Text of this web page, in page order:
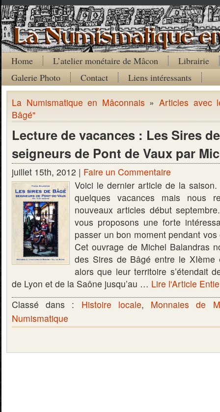
Home L’atelier monétaire de Mâcon
Librairie
Galerie Photo
Contact Liens intéressants
La Numismatique en Mâconnais »Articles avec
Bâgé"
Lecture de vacances : Les Sires
seigneurs de Pont de Vaux par
juillet 15th, 2012 | Faire un Commentaire
Voici le dernier article de la
quelques vacances mais nous
nouveaux articles début
vous proposons une forte
passer un bon moment pendant
Cet ouvrage de Michel Balandras
des Sires de Bâgé entre le
alors que leur territoire s’étendait
de Lyon et de la Saône jusqu’au … Lire l'Article
Classé dans : Histoire locale, Monnaies de
Numismatique